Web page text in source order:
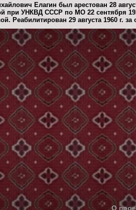
Елагин был арестован 28
при УНКВД СССР по МО 22 сентября
Реабилитирован 29 августа 1960 г. за
О